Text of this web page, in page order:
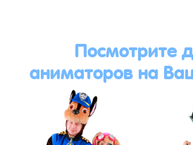
Посмотрите
аниматоров на